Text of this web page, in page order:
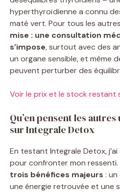
hyperthyroïdienne a connu
maté vert. Pour tous les
mise : une consultation
s’impose, surtout avec des
un organe sensible, et même
peuvent perturber des
Voir le prix et le stock restant
Qu’en pensent les
sur Integrale Detox
En testant Integrale Detox,
pour confronter mon ressenti.
trois bénéfices majeurs :
une énergie retrouvée et une